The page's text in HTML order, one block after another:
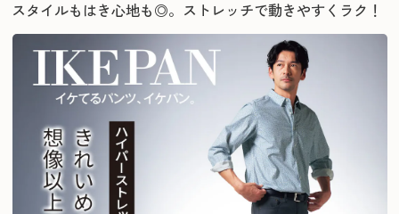
スタイルもはき心地も◎。ストレッチで動きやすくラク！